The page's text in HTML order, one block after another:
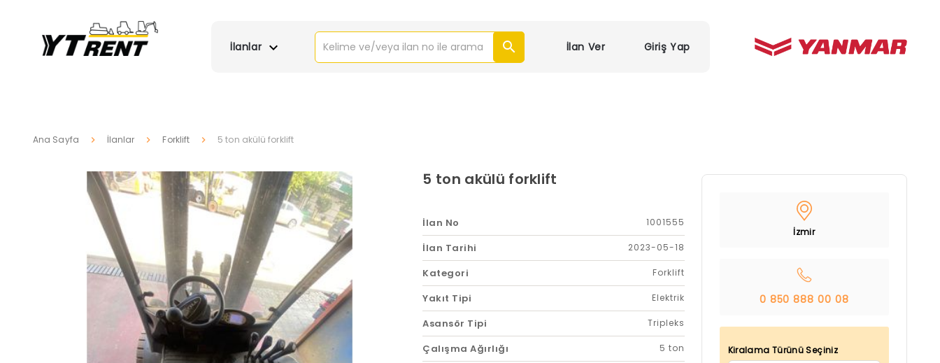
İlanlar İlan Ver Giriş Yap
Ana Sayfa İlanlar Forklift 5 ton akülü forklift
5 ton akülü forklift
İlan No 1001555
İlan Tarihi 2023-05-18
Kategori Forklift
Yakıt Tipi Elektrik
Asansör Tipi Tripleks
Çalışma Ağırlığı 5 ton
İzmir
0 850 888 00 08
Kiralama Türünü Seçiniz